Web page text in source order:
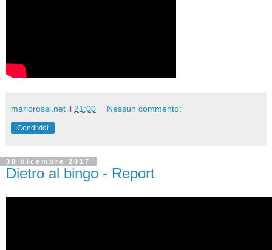
mariorossi.net il 21:00 Nessun commento:
Condividi
30 dicembre 2017
Dietro al bingo - Report